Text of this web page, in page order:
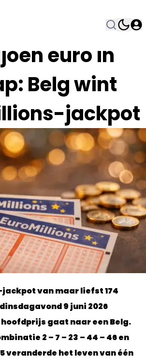
euro in
Belg wint
jackpot
van maar liefst 174
9 juni 2026
gaat naar een Belg.
2 – 7 – 23 – 44 – 46 en
veranderde het leven van één